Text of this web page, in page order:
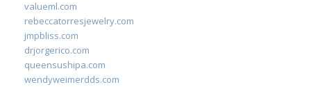
valueml.com
rebeccatorresjewelry.com
jmpbliss.com
drjorgerico.com
queensushipa.com
wendyweimerdds.com